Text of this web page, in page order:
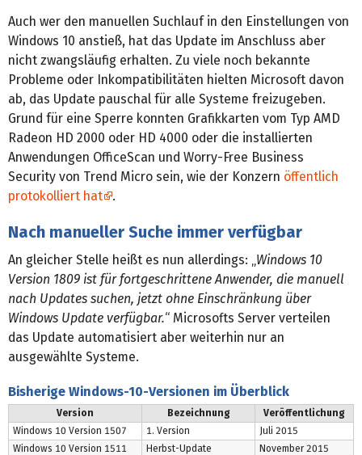
Auch wer den manuellen Suchlauf in den Einstellungen von
Windows 10 anstieß, hat das Update im Anschluss aber
nicht zwangsläufig erhalten. Zu viele noch bekannte
Probleme oder Inkompatibilitäten hielten Microsoft davon
ab, das Update pauschal für alle Systeme freizugeben.
Grund für eine Sperre konnten Grafikkarten vom Typ AMD
Radeon HD 2000 oder HD 4000 oder die installierten
Anwendungen OfficeScan und Worry-Free Business
Security von Trend Micro sein, wie der Konzern öffentlich
protokolliert hat
.
Nach manueller Suche immer verfügbar
An gleicher Stelle heißt es nun allerdings: „ Windows 10
Version 1809 ist für fortgeschrittene Anwender, die manuell
nach Updates suchen, jetzt ohne Einschränkung über
Windows Update verfügbar.“ Microsofts Server verteilen
das Update automatisiert aber weiterhin nur an
ausgewählte Systeme.
Bisherige Windows-10-Versionen im Überblick
Version Bezeichnung
Veröffentlichung
Windows 10 Version 1507
1. Version
Juli 2015
Windows 10 Version 1511
Herbst-Update
November 2015